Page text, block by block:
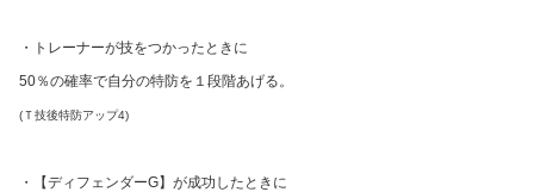
・トレーナーが技をつかったときに
50％の確率で自分の特防を１段階あげる。
(Ｔ技後特防アップ4)
・【ディフェンダーG】が成功したときに